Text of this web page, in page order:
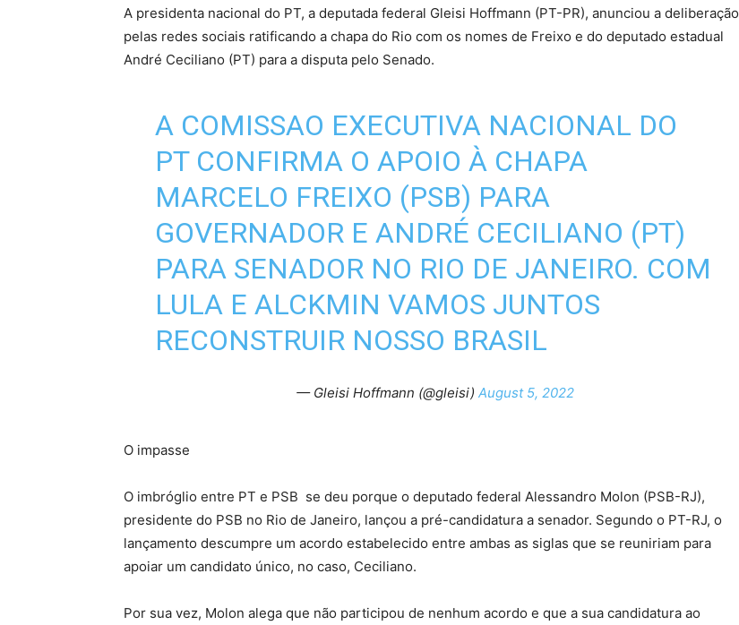
A presidenta nacional do PT, a deputada federal Gleisi Hoffmann (PT-PR), anunciou a deliberação
pelas redes sociais ratificando a chapa do Rio com os nomes de Freixo e do deputado estadual
André Ceciliano (PT) para a disputa pelo Senado.
A COMISSAO EXECUTIVA NACIONAL DO
PT CONFIRMA O APOIO À CHAPA
MARCELO FREIXO (PSB) PARA
GOVERNADOR E ANDRÉ CECILIANO (PT)
PARA SENADOR NO RIO DE JANEIRO. COM
LULA E ALCKMIN VAMOS JUNTOS
RECONSTRUIR NOSSO BRASIL
— Gleisi Hoffmann (@gleisi) August 5, 2022
O impasse
O imbróglio entre PT e PSB se deu porque o deputado federal Alessandro Molon (PSB-RJ),
presidente do PSB no Rio de Janeiro, lançou a pré-candidatura a senador. Segundo o PT-RJ, o
lançamento descumpre um acordo estabelecido entre ambas as siglas que se reuniriam para
apoiar um candidato único, no caso, Ceciliano.
Por sua vez, Molon alega que não participou de nenhum acordo e que a sua candidatura ao